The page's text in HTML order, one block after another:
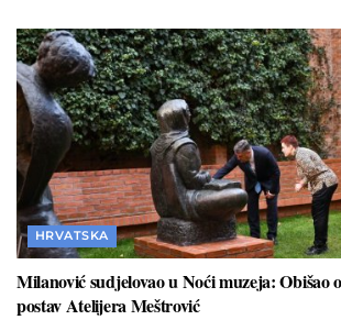
HRVATSKA
Milanović sudjelovao u Noći muzeja: Obišao
postav Atelijera Meštrović